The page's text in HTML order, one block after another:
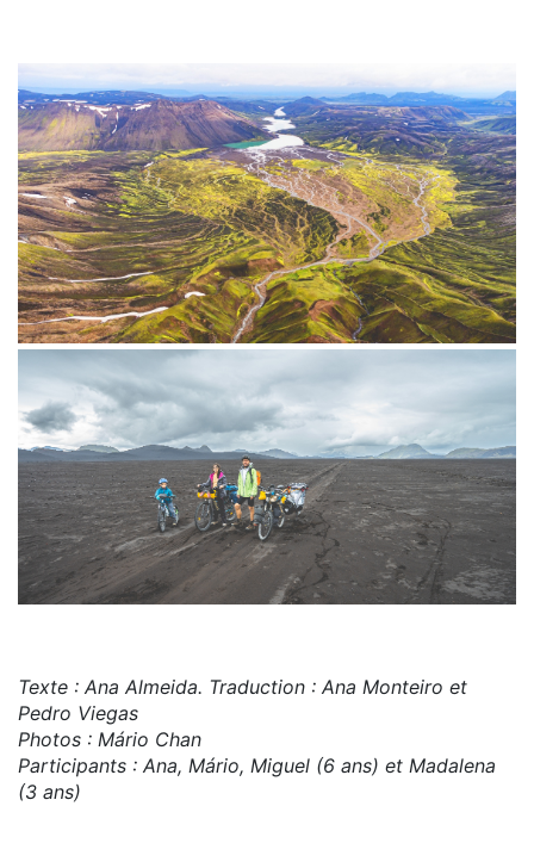
Texte : Ana Almeida. Traduction : Ana Monteiro et
Pedro Viegas
Photos : Mário Chan
Participants : Ana, Mário, Miguel (6 ans) et Madalena
(3 ans)